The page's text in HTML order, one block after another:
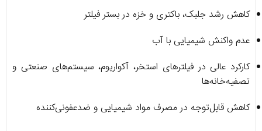
کاهش رشد جلبک، باکتری و خزه در بستر فیلتر
عدم واکنش شیمیایی با آب
کارکرد عالی در فیلترهای استخر، آکواریوم، سیستم‌های صنعتی و
تصفیه‌خانه‌ها
کاهش قابل‌توجه در مصرف مواد شیمیایی و ضدعفونی‌کننده